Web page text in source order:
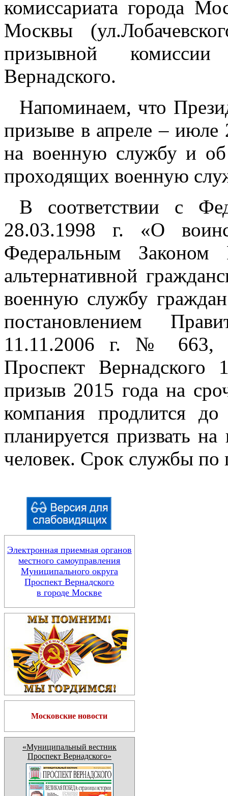
комиссариата города
Москвы
призывной
Вернадского.
Напоминаем, что
призыве в апреле – июле
на военную службу и
проходящих военную
В соответствии с
28.03.1998 г. «О
Федеральным
альтернативной
военную службу
постановлением
11.11.2006 г. № 663,
Проспект Вернадского
призыв 2015 года на
компания продлится
планируется призвать
человек. Срок службы по
Электронная приемная органов
местного самоуправления
Муниципального округа
Проспект Вернадского
в городе Москве
Московские новости
«Муниципальный вестник
Проспект Вернадского»